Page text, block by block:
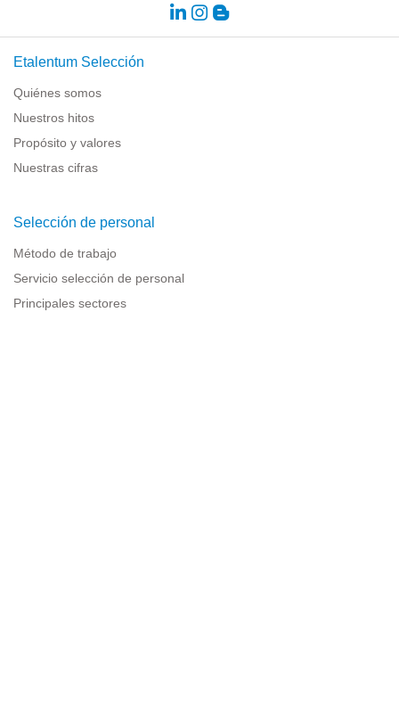
Etalentum Selección
Quiénes somos
Nuestros hitos
Propósito y valores
Nuestras cifras
Selección de personal
Método de trabajo
Servicio selección de personal
Principales sectores